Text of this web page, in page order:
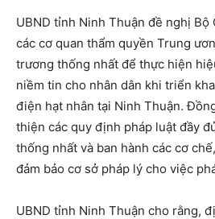
UBND tỉnh Ninh Thuận đề nghị
các cơ quan thẩm quyền Trung
trương thống nhất để thực hiện
niềm tin cho nhân dân khi triển
điện hạt nhân tại Ninh Thuận.
thiện các quy định pháp luật đầy
thống nhất và ban hành các cơ
đảm bảo cơ sở pháp lý cho việc
UBND tỉnh Ninh Thuận cho rằng,